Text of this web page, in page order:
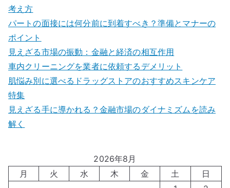
考え方
パートの面接には何分前に到着すべき？準備とマナーの
ポイント
見えざる市場の振動：金融と経済の相互作用
車内クリーニングを業者に依頼するデメリット
肌悩み別に選べるドラッグストアのおすすめスキンケア
特集
見えざる手に導かれる？金融市場のダイナミズムを読み
解く
2026年8月
月
火 水 木 金 土
日